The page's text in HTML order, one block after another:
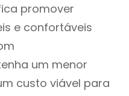
promover
e confortáveis
um menor
custo viável para